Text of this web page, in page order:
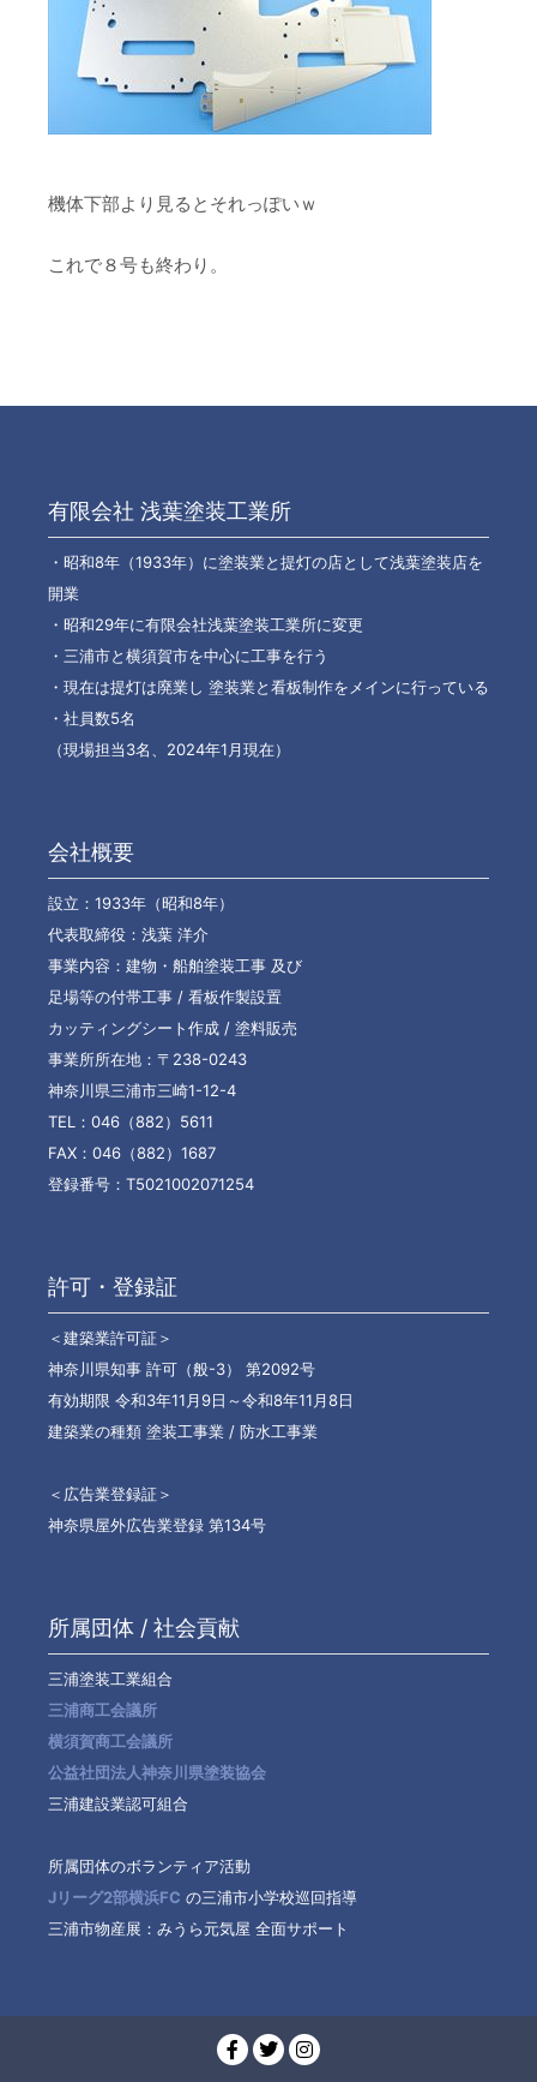
機体下部より見るとそれっぽいｗ
これで８号も終わり。
有限会社 浅葉塗装工業所
・昭和8年（1933年）に塗装業と提灯の店として浅葉塗装店を
開業
・昭和29年に有限会社浅葉塗装工業所に変更
・三浦市と横須賀市を中心に工事を行う
・現在は提灯は廃業し 塗装業と看板制作をメインに行っている
・社員数5名
（現場担当3名、2024年1月現在）
会社概要
設立：1933年（昭和8年）
代表取締役：浅葉 洋介
事業内容：建物・船舶塗装工事 及び
足場等の付帯工事 / 看板作製設置
カッティングシート作成 / 塗料販売
事業所所在地：〒238-0243
神奈川県三浦市三崎1-12-4
TEL：046（882）5611
FAX：046（882）1687
登録番号：T5021002071254
許可・登録証
＜建築業許可証＞
神奈川県知事 許可（般-3） 第2092号
有効期限 令和3年11月9日～令和8年11月8日
建築業の種類 塗装工事業 / 防水工事業
＜広告業登録証＞
神奈県屋外広告業登録 第134号
所属団体 / 社会貢献
三浦塗装工業組合
三浦商工会議所
横須賀商工会議所
公益社団法人神奈川県塗装協会
三浦建設業認可組合
所属団体のボランティア活動
Jリーグ2部横浜FC の三浦市小学校巡回指導
三浦市物産展：みうら元気屋 全面サポート